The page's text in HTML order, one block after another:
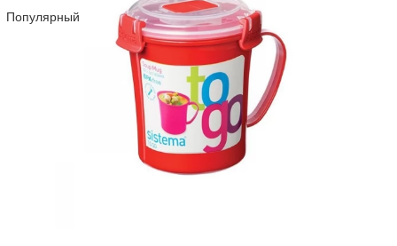
Популярный